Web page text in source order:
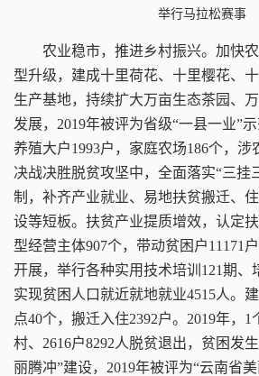
举行马拉松赛事
农业稳市，推进乡村振兴。 加快
型升级，建成十里荷花、十里樱花、
生产基地，持续扩大万亩生态茶园、
发展，2019年被评为省级“一县一业”
养殖大户1993户，家庭农场186个，涉
决战决胜脱贫攻坚中，全面落实“三挂
制，补齐产业就业、易地扶贫搬迁、
设等短板。扶贫产业提质增效，认定
型经营主体907个，带动贫困户11171
开展，举行各种实用技术培训121期、
实现贫困人口就近就地就业4515人。
点40个，搬迁入住2392户。2019年，1
村、2616户8292人脱贫退出，贫困发
丽腾冲”建设，2019年被评为“云南省美